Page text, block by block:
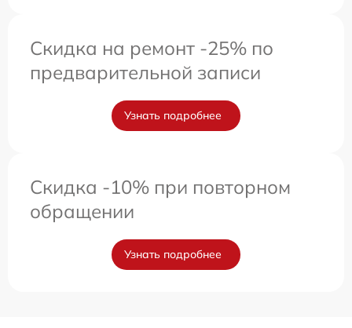
Скидка на ремонт -25% по
предварительной записи
Узнать подробнее
Скидка -10% при повторном
обращении
Узнать подробнее